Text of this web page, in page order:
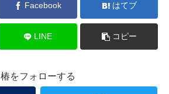
Facebook はてブ
LINE コピー
椿をフォローする